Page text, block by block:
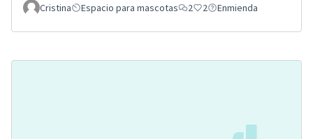
Cristina
Espacio para mascotas 2 2 Enmienda